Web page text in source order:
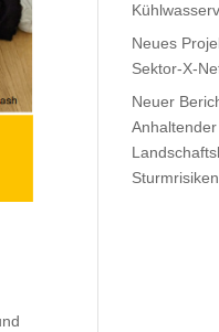
Neues
Sektor-X-
Neuer